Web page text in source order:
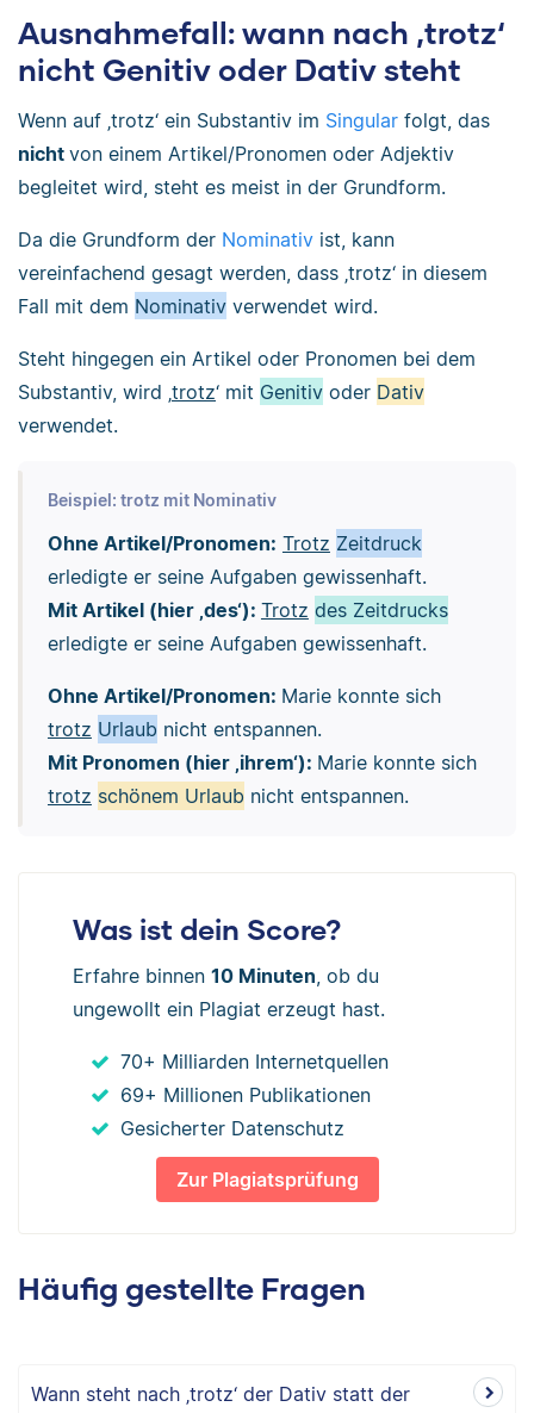
Ausnahmefall: wann nach ‚trotz‘
nicht Genitiv oder Dativ steht
Wenn auf ‚trotz‘ ein Substantiv im Singular folgt, das
nicht von einem Artikel/Pronomen oder Adjektiv
begleitet wird, steht es meist in der Grundform.
Da die Grundform der Nominativ ist, kann
vereinfachend gesagt werden, dass ‚trotz‘ in diesem
Fall mit dem Nominativ verwendet wird.
Steht hingegen ein Artikel oder Pronomen bei dem
Substantiv, wird ‚ trotz‘ mit Genitiv oder Dativ
verwendet.
Beispiel: trotz mit Nominativ
Ohne Artikel/Pronomen: Trotz Zeitdruck
erledigte er seine Aufgaben gewissenhaft.
Mit Artikel (hier ‚des‘): Trotz des Zeitdrucks
erledigte er seine Aufgaben gewissenhaft.
Ohne Artikel/Pronomen: Marie konnte sich
trotz Urlaub nicht entspannen.
Mit Pronomen (hier ‚ihrem‘): Marie konnte sich
trotz schönem Urlaub nicht entspannen.
Was ist dein Score?
Erfahre binnen 10 Minuten, ob du
ungewollt ein Plagiat erzeugt hast.
70+ Milliarden Internetquellen
69+ Millionen Publikationen
Gesicherter Datenschutz
Zur Plagiatsprüfung
Häufig gestellte Fragen
Wann steht nach ‚trotz‘ der Dativ statt der